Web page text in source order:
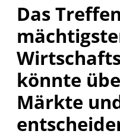
Das
könnte
Märkte